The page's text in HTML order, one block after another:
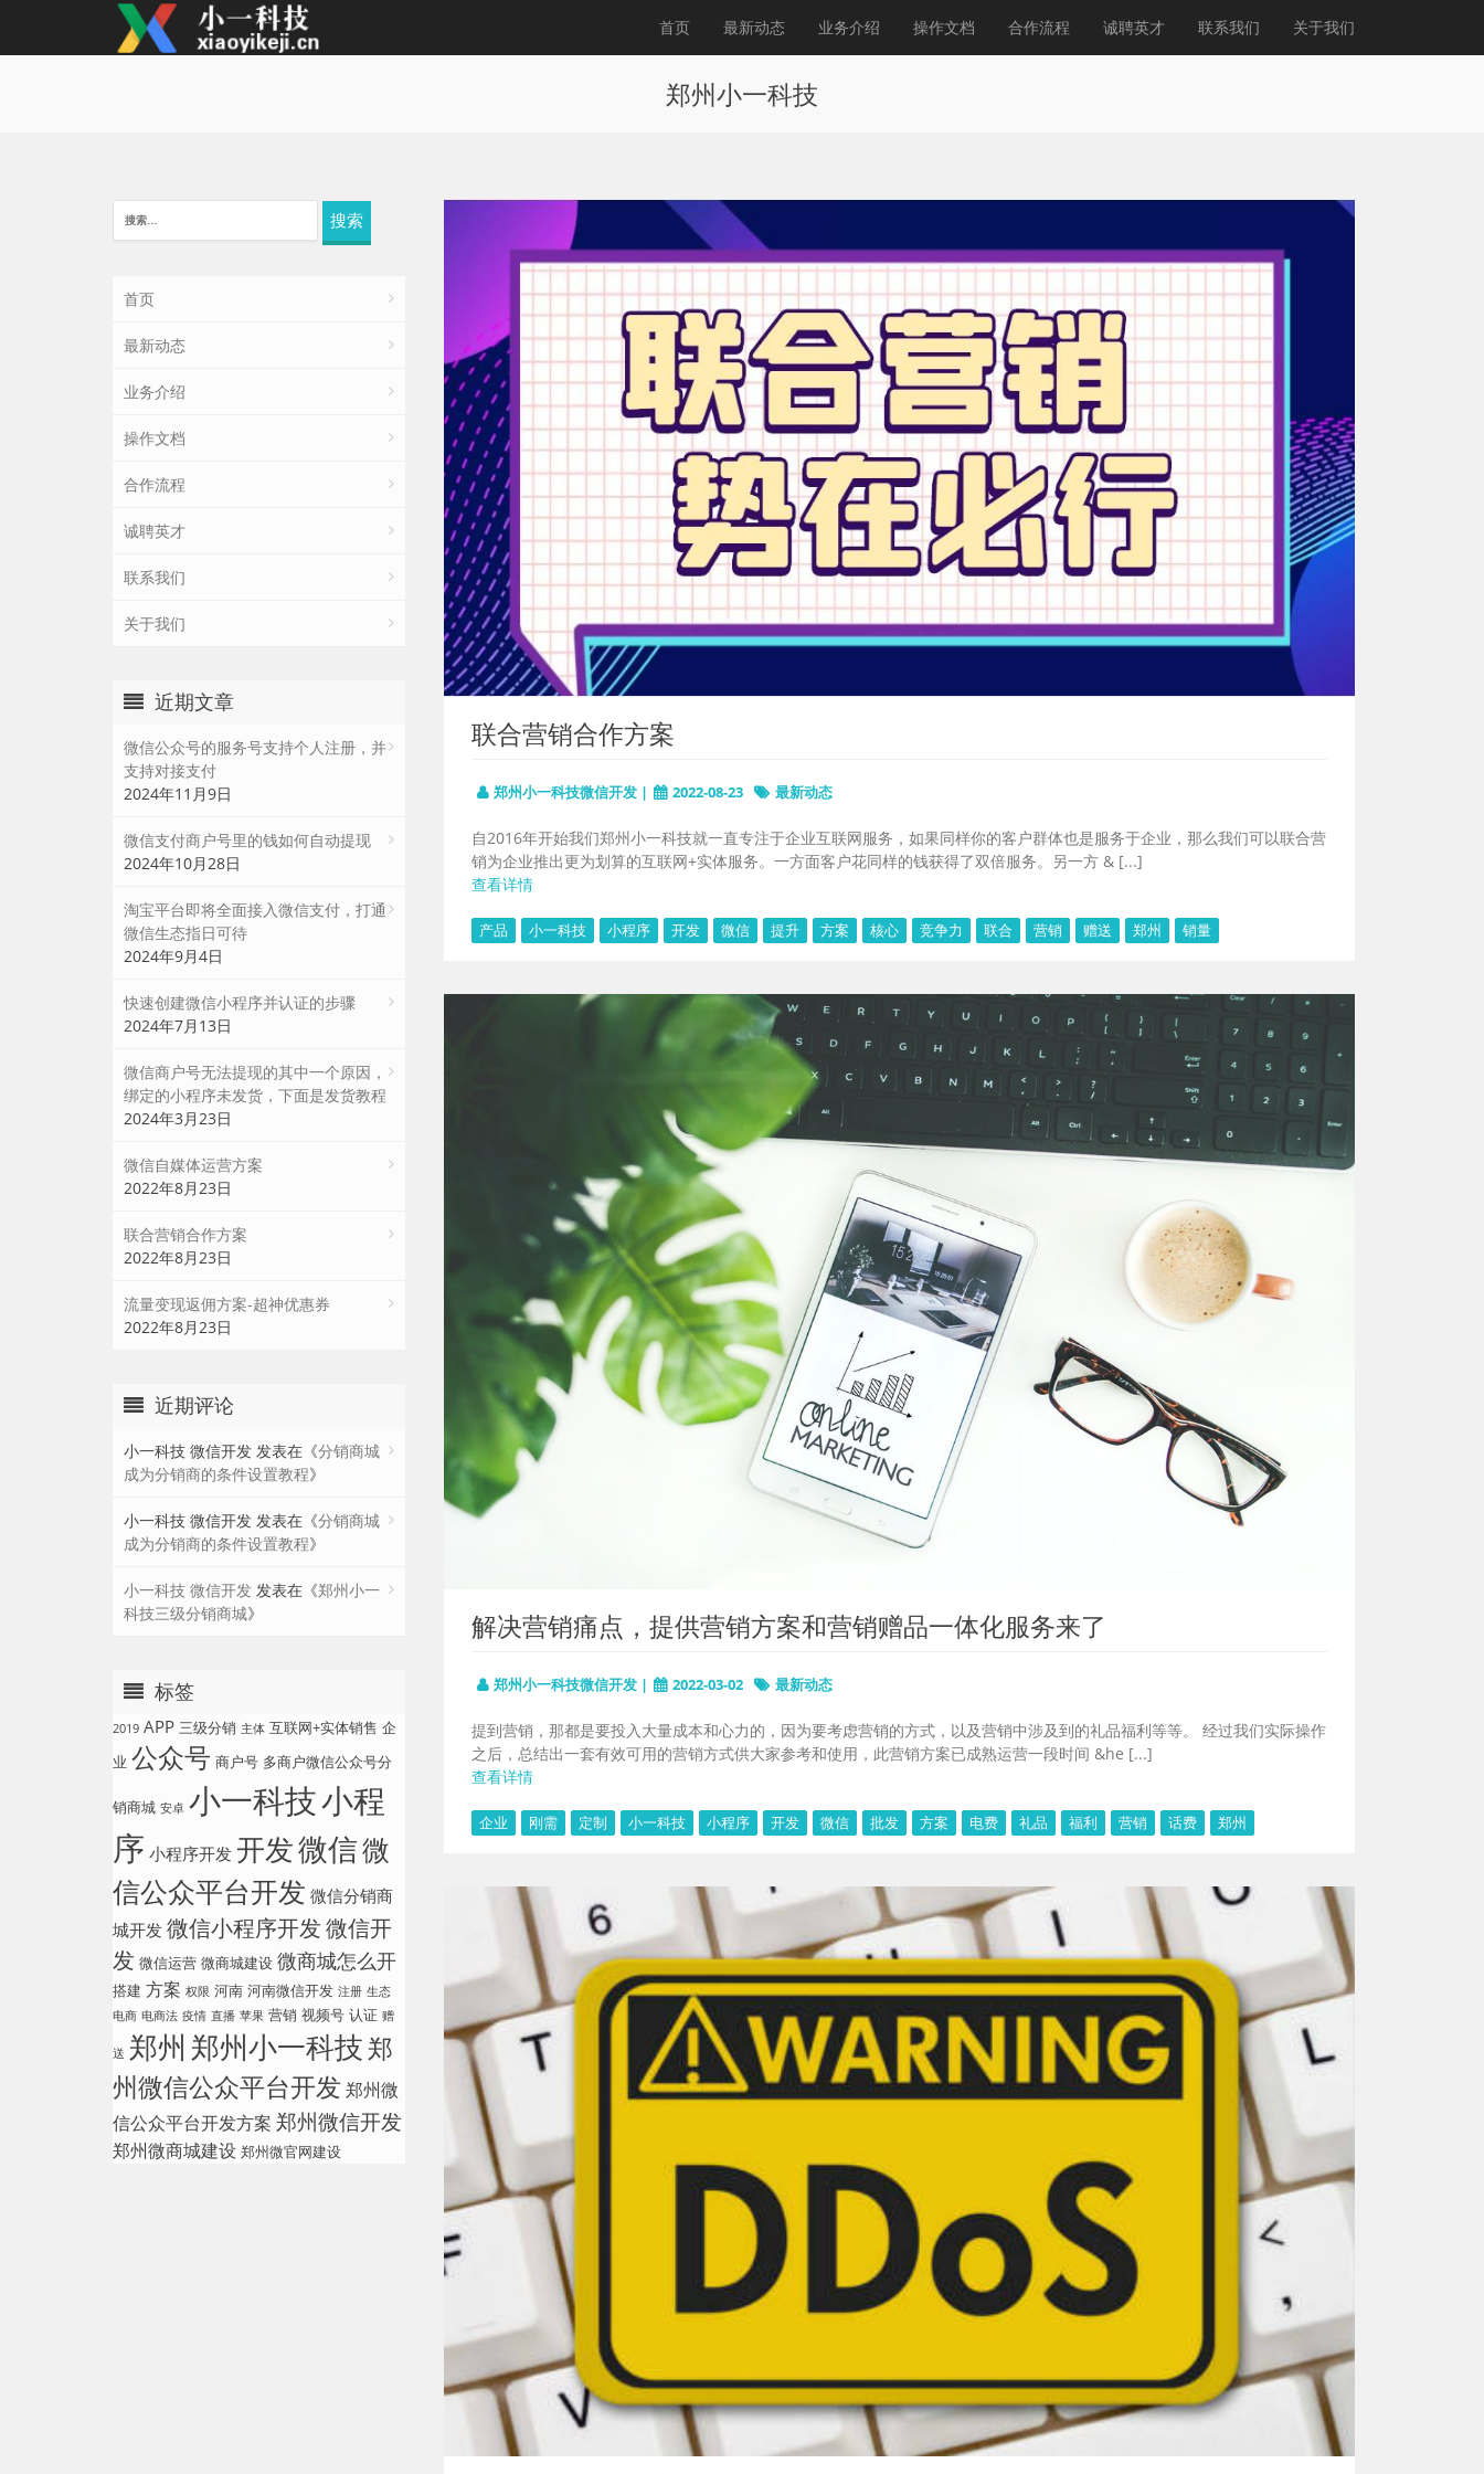
首页 最新动态 业务介绍 操作文档 合作流程 诚聘英才 联系我们 关于我们
郑州小一科技
搜
索：
首页
最新动态
业务介绍
操作文档
合作流程
诚聘英才
联系我们
关于我们
近期文章
微信公众号的服务号支持个人注册，并
支持对接支付
2024年11月9日
微信支付商户号里的钱如何自动提现
2024年10月28日
淘宝平台即将全面接入微信支付，打通
微信生态指日可待
2024年9月4日
快速创建微信小程序并认证的步骤
2024年7月13日
微信商户号无法提现的其中一个原因，
绑定的小程序未发货，下面是发货教程
2024年3月23日
微信自媒体运营方案
2022年8月23日
联合营销合作方案
2022年8月23日
流量变现返佣方案-超神优惠券
2022年8月23日
近期评论
小一科技 微信开发 发表在《分销商城
成为分销商的条件设置教程》
小一科技 微信开发 发表在《分销商城
成为分销商的条件设置教程》
小一科技 微信开发 发表在《郑州小一
科技三级分销商城》
标签
2019 APP 三级分销 主体 互联网+实体销售 企
业 公众号 商户号 多商户微信公众号分
销商城 安卓 小一科技小程
序 小程序开发 开发微信微
信公众平台开发 微信分销商
城开发 微信小程序开发微信开
发 微信运营 微商城建设 微商城怎么开
搭建 方案 权限 河南 河南微信开发 注册 生态
电商 电商法 疫情 直播 苹果 营销 视频号 认证 赠
送 郑州 郑州小一科技郑
州微信公众平台开发 郑州微
信公众平台开发方案 郑州微信开发
郑州微商城建设 郑州微官网建设
联合营销合作方案
郑州小一科技微信开发 | 2022-08-23 最新动态
自2016年开始我们郑州小一科技就一直专注于企业互联网服务，如果同样你的客户群体也是服务于企业，那么我们可以联合营
销为企业推出更为划算的互联网+实体服务。一方面客户花同样的钱获得了双倍服务。另一方 & [...]
查看详情
产品 小一科技 小程序 开发 微信 提升 方案 核心 竞争力 联合 营销 赠送 郑州 销量
解决营销痛点，提供营销方案和营销赠品一体化服务来了
郑州小一科技微信开发 | 2022-03-02 最新动态
提到营销，那都是要投入大量成本和心力的，因为要考虑营销的方式，以及营销中涉及到的礼品福利等等。 经过我们实际操作
之后，总结出一套有效可用的营销方式供大家参考和使用，此营销方案已成熟运营一段时间 &he [...]
查看详情
企业 刚需 定制 小一科技 小程序 开发 微信 批发 方案 电费 礼品 福利 营销 话费 郑州